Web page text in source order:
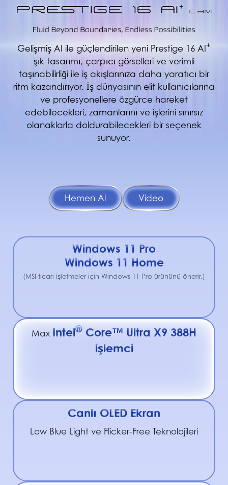
Gelişmiş AI ile güçlendirilen yeni Prestige 16 AI+
şık tasarımı, çarpıcı görselleri ve verimli
taşınabilirliği ile iş akışlarınıza daha yaratıcı bir
ritm kazandırıyor. İş dünyasının elit kullanıcılarına
ve profesyonellere özgürce hareket
edebilecekleri, zamanlarını ve işlerini sınırsız
olanaklarla doldurabilecekleri bir seçenek
sunuyor.
Hemen Al Video
Windows 11 Pro
Windows 11 Home
(MSI ticari işletmeler için Windows 11 Pro ürününü önerir.)
Max Intel® Core™ Ultra X9 388H
işlemci
Canlı OLED Ekran
Low Blue Light ve Flicker-Free Teknolojileri